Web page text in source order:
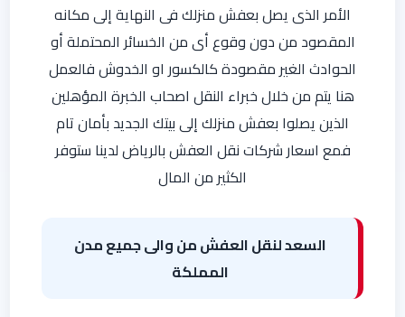
الأمر الذى يصل بعفش منزلك فى النهاية إلى مكانه
المقصود من دون وقوع أى من الخسائر المحتملة أو
الحوادث الغير مقصودة كالكسور او الخدوش فالعمل
هنا يتم من خلال خبراء النقل اصحاب الخبرة المؤهلين
الذين يصلوا بعفش منزلك إلى بيتك الجديد بأمان تام
فمع اسعار شركات نقل العفش بالرياض لدينا ستوفر
الكثير من المال
السعد لنقل العفش من والى جميع مدن
المملكة